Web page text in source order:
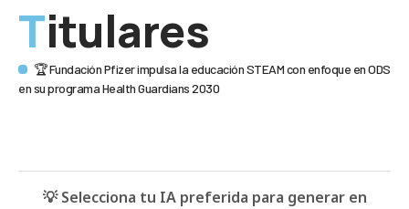
Titulares
🏆 Fundación Pfizer impulsa la educación STEAM con enfoque en ODS
en su programa Health Guardians 2030
💡 Selecciona tu IA preferida para generar en